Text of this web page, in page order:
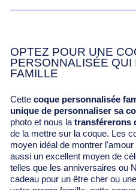
OPTEZ POUR UNE
PERSONNALISÉE
FAMILLE
Cette coque personnalisée
unique de personnaliser sa
photo et nous la transférerons
de la mettre sur la coque. Les
moyen idéal de montrer
aussi un excellent moyen de
telles que les anniversaires ou
cadeau pour un être cher ou